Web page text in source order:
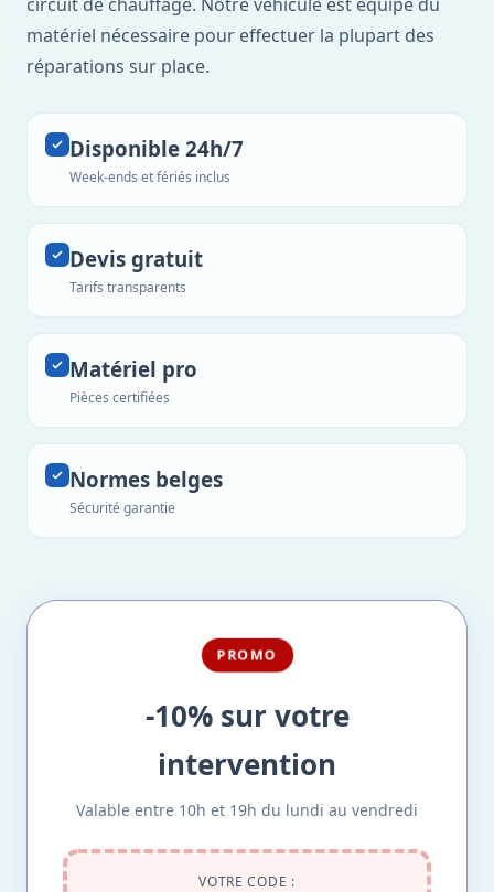
matériel nécessaire pour effectuer la plupart des
réparations sur place.
Disponible 24h/7
Week-ends et fériés inclus
Devis gratuit
Tarifs transparents
Matériel pro
Pièces certifiées
Normes belges
Sécurité garantie
PROMO
-10% sur votre
intervention
Valable entre 10h et 19h du lundi au vendredi
VOTRE CODE :